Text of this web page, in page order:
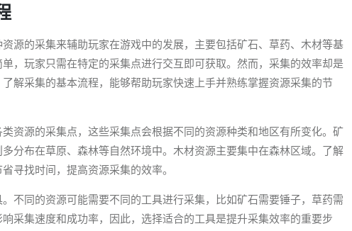
资源的采集来辅助玩家在游戏中的发展，主要包括矿石、草药、木材等基
，玩家只需在特定的采集点进行交互即可获取。然而，采集的效率却是
解采集的基本流程，能够帮助玩家快速上手并熟练掌握资源采集的节
资源的采集点，这些采集点会根据不同的资源种类和地区有所变化。矿
分布在草原、森林等自然环境中。木材资源主要集中在森林区域。了解
寻找时间，提高资源采集的效率。
不同的资源可能需要不同的工具进行采集，比如矿石需要锤子，草药需
采集速度和成功率，因此，选择适合的工具是提升采集效率的重要步